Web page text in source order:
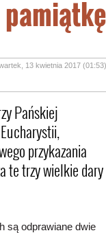
13 kwietnia 2017 (01:53)
Pańskiej
przykazania
te trzy wielkie dary
są odprawiane dwie